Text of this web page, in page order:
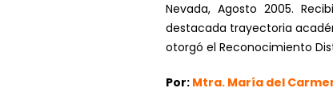
Nevada, Agosto 2005.
destacada trayectoria
otorgó el Reconocimiento
Por: Mtra. María del